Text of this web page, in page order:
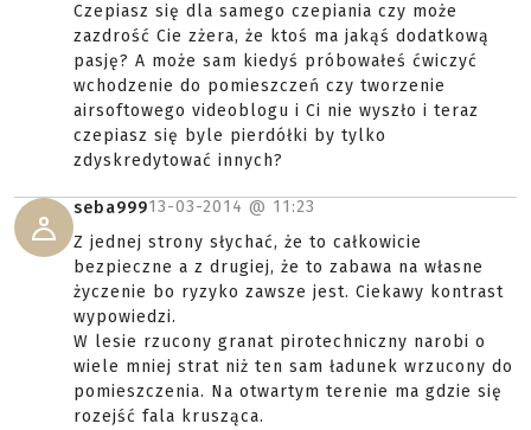
Czepiasz się dla samego czepiania czy może
zazdrość Cie zżera, że ktoś ma jakąś dodatkową
pasję? A może sam kiedyś próbowałeś ćwiczyć
wchodzenie do pomieszczeń czy tworzenie
airsoftowego videoblogu i Ci nie wyszło i teraz
czepiasz się byle pierdółki by tylko
zdyskredytować innych?
seba99913-03-2014 @ 11:23
Z jednej strony słychać, że to całkowicie
bezpieczne a z drugiej, że to zabawa na własne
życzenie bo ryzyko zawsze jest. Ciekawy kontrast
wypowiedzi.
W lesie rzucony granat pirotechniczny narobi o
wiele mniej strat niż ten sam ładunek wrzucony do
pomieszczenia. Na otwartym terenie ma gdzie się
rozejść fala krusząca.